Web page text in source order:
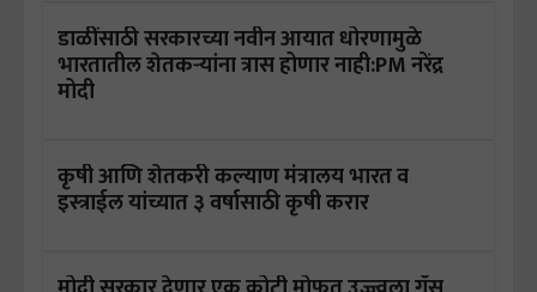
डाळींसाठी सरकारच्या नवीन आयात धोरणामुळे
भारतातील शेतकऱ्यांना त्रास होणार नाही:PM नरेंद्र
मोदी
कृषी आणि शेतकरी कल्याण मंत्रालय भारत व
इस्त्राईल यांच्यात ३ वर्षासाठी कृषी करार